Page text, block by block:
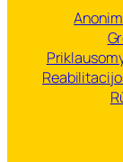
ų
c
e
n
t
r